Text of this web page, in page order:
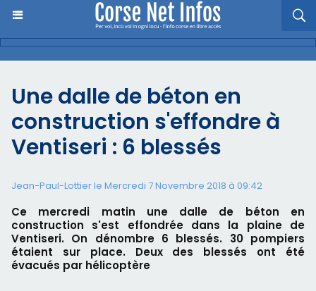
Une dalle de béton en
construction s'effondre à
Ventiseri : 6 blessés
Jean-Paul-Lottier le Mercredi 7 Novembre 2018 à 09:42
Ce mercredi matin une dalle de béton en
construction s'est effondrée dans la plaine de
Ventiseri. On dénombre 6 blessés. 30 pompiers
étaient sur place. Deux des blessés ont été
évacués par hélicoptère